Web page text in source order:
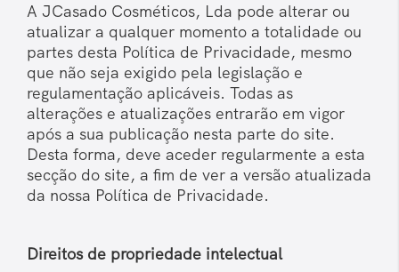
A JCasado Cosméticos, Lda pode alterar ou
atualizar a qualquer momento a totalidade ou
partes desta Política de Privacidade, mesmo
que não seja exigido pela legislação e
regulamentação aplicáveis. Todas as
alterações e atualizações entrarão em vigor
após a sua publicação nesta parte do site.
Desta forma, deve aceder regularmente a esta
secção do site, a fim de ver a versão atualizada
da nossa Política de Privacidade.
Direitos de propriedade intelectual